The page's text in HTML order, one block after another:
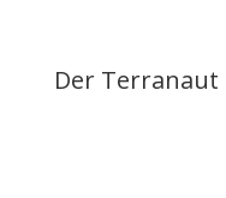
Der Terranaut